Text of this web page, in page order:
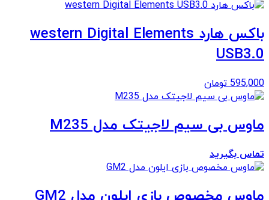
باکس هارد western Digital Elements
USB3.0
595,000 تومان
ماوس بی سیم لاجیتک مدل M235
تماس بگیرید